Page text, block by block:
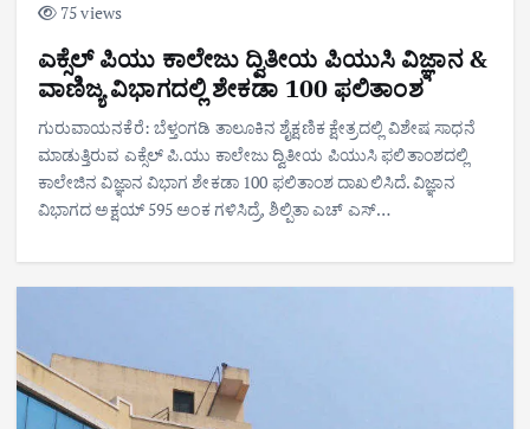
75 views
ಎಕ್ಸೆಲ್ ಪಿಯು ಕಾಲೇಜು ದ್ವಿತೀಯ ಪಿಯುಸಿ ವಿಜ್ಞಾನ &
ವಾಣಿಜ್ಯ ವಿಭಾಗದಲ್ಲಿ ಶೇಕಡಾ 100 ಫಲಿತಾಂಶ
ಗುರುವಾಯನಕೆರೆ: ಬೆಳ್ತಂಗಡಿ ತಾಲೂಕಿನ ಶೈಕ್ಷಣಿಕ ಕ್ಷೇತ್ರದಲ್ಲಿ ವಿಶೇಷ ಸಾಧನೆ
ಮಾಡುತ್ತಿರುವ ಎಕ್ಸೆಲ್ ಪಿ.ಯು ಕಾಲೇಜು ದ್ವಿತೀಯ ಪಿಯುಸಿ ಫಲಿತಾಂಶದಲ್ಲಿ
ಕಾಲೇಜಿನ ವಿಜ್ಞಾನ ವಿಭಾಗ ಶೇಕಡಾ 100 ಫಲಿತಾಂಶ ದಾಖಲಿಸಿದೆ. ವಿಜ್ಞಾನ
ವಿಭಾಗದ ಅಕ್ಷಯ್ 595 ಅಂಕ ಗಳಿಸಿದ್ರೆ, ಶಿಲ್ಪಿತಾ ಎಚ್ ಎಸ್…